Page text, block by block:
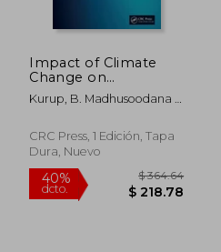
Impact of Climate
Change on
Hydrological Cycle,
Ecosystem, Fisheries
Inglés)
Kurup, B. Madhusoodana ;
Harikrishnan, M.
CRC Press, 1 Edición, Tapa
Dura, Nuevo